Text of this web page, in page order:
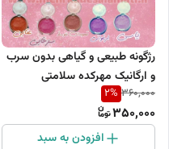
رژگونه طبیعی و گیاهی بدون سرب
و ارگانیک مهرکده سلامتی
360,000
2%
350,000
افزودن به سبد